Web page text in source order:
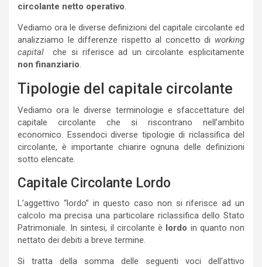
circolante netto operativo.
Vediamo ora le diverse definizioni del capitale circolante ed
analizziamo le differenze rispetto al concetto di working
capital che si riferisce ad un circolante esplicitamente
non finanziario.
Tipologie del capitale circolante
Vediamo ora le diverse terminologie e sfaccettature del
capitale circolante che si riscontrano nell’ambito
economico. Essendoci diverse tipologie di riclassifica del
circolante, è importante chiarire ognuna delle definizioni
sotto elencate.
Capitale Circolante Lordo
L’aggettivo “lordo” in questo caso non si riferisce ad un
calcolo ma precisa una particolare riclassifica dello Stato
Patrimoniale. In sintesi, il circolante è lordo in quanto non
nettato dei debiti a breve termine.
Si tratta della somma delle seguenti voci dell’attivo